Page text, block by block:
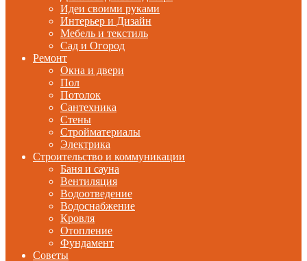
Идеи своими руками
Интерьер и Дизайн
Мебель и текстиль
Сад и Огород
Ремонт
Окна и двери
Пол
Потолок
Сантехника
Стены
Стройматериалы
Электрика
Строительство и коммуникации
Баня и сауна
Вентиляция
Водоотведение
Водоснабжение
Кровля
Отопление
Фундамент
Советы